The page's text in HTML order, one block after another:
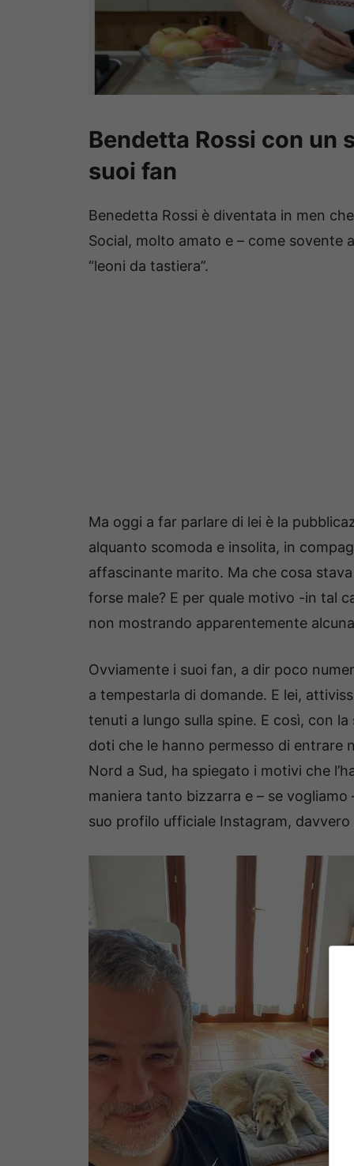
Bendetta Rossi con un
suoi fan
Benedetta Rossi è diventata in men
Social, molto amato e – come
“leoni da tastiera”.
Ma oggi a far parlare di lei è la
alquanto scomoda e insolita, in
affascinante marito. Ma che cosa
forse male? E per quale motivo -in tal
non mostrando apparentemente
Ovviamente i suoi fan, a dir poco
a tempestarla di domande. E lei,
tenuti a lungo sulla spine. E così, con
doti che le hanno permesso di entrare
Nord a Sud, ha spiegato i motivi che
maniera tanto bizzarra e – se
suo profilo ufficiale Instagram, davvero